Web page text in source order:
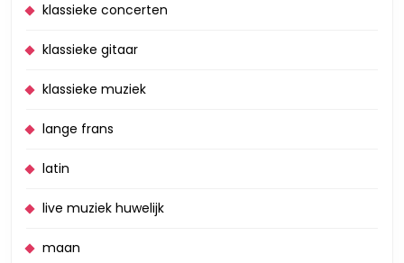
klassieke concerten
klassieke gitaar
klassieke muziek
lange frans
latin
live muziek huwelijk
maan